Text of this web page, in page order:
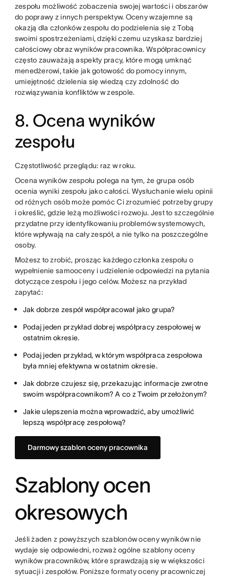
zespołu możliwość zobaczenia swojej wartości i obszarów
do poprawy z innych perspektyw. Oceny wzajemne są
okazją dla członków zespołu do podzielenia się z Tobą
swoimi spostrzeżeniami, dzięki czemu uzyskasz bardziej
całościowy obraz wyników pracownika. Współpracownicy
często zauważają aspekty pracy, które mogą umknąć
menedżerowi, takie jak gotowość do pomocy innym,
umiejętność dzielenia się wiedzą czy zdolność do
rozwiązywania konfliktów w zespole.
8. Ocena wyników
zespołu
Częstotliwość przeglądu: raz w roku.
Ocena wyników zespołu polega na tym, że grupa osób
ocenia wyniki zespołu jako całości. Wysłuchanie wielu opinii
od różnych osób może pomóc Ci zrozumieć potrzeby grupy
i określić, gdzie leżą możliwości rozwoju. Jest to szczególnie
przydatne przy identyfikowaniu problemów systemowych,
które wpływają na cały zespół, a nie tylko na poszczególne
osoby.
Możesz to zrobić, prosząc każdego członka zespołu o
wypełnienie samooceny i udzielenie odpowiedzi na pytania
dotyczące zespołu i jego celów. Możesz na przykład
zapytać:
Jak dobrze zespół współpracował jako grupa?
Podaj jeden przykład dobrej współpracy zespołowej w
ostatnim okresie.
Podaj jeden przykład, w którym współpraca zespołowa
była mniej efektywna w ostatnim okresie.
Jak dobrze czujesz się, przekazując informacje zwrotne
swoim współpracownikom? A co z Twoim przełożonym?
Jakie ulepszenia można wprowadzić, aby umożliwić
lepszą współpracę zespołową?
Darmowy szablon oceny pracownika
Szablony ocen
okresowych
Jeśli żaden z powyższych szablonów oceny wyników nie
wydaje się odpowiedni, rozważ ogólne szablony oceny
wyników pracowników, które sprawdzają się w większości
sytuacji i zespołów. Poniższe formaty oceny pracowniczej